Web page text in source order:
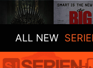
ALL NEW